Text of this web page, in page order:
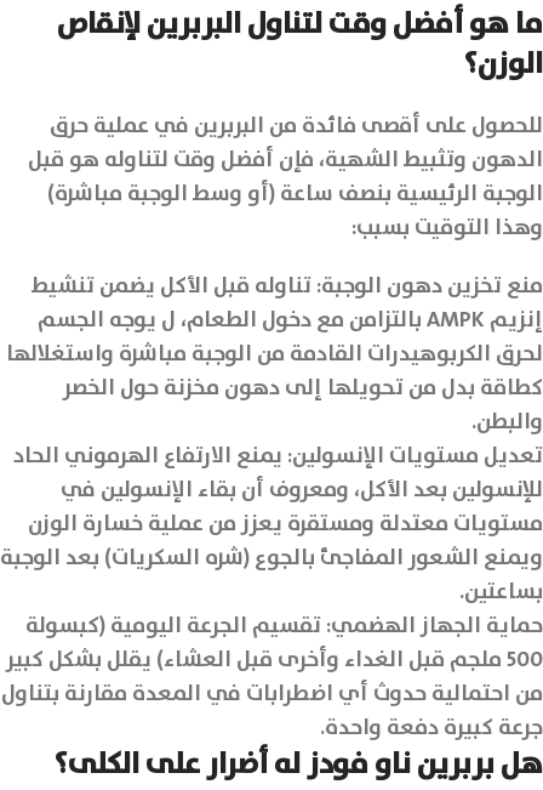
ما هو أفضل وقت لتناول البربرين لإنقاص
الوزن؟
للحصول على أقصى فائدة من البربرين في عملية حرق
الدهون وتثبيط الشهية، فإن أفضل وقت لتناوله هو قبل
الوجبة الرئيسية بنصف ساعة (أو وسط الوجبة مباشرة)
وهذا التوقيت بسبب:
منع تخزين دهون الوجبة: تناوله قبل الأكل يضمن تنشيط
إنزيم AMPK بالتزامن مع دخول الطعام، ل يوجه الجسم
لحرق الكربوهيدرات القادمة من الوجبة مباشرة واستغلالها
كطاقة بدل من تحويلها إلى دهون مخزنة حول الخصر
والبطن.
تعديل مستويات الإنسولين: يمنع الارتفاع الهرموني الحاد
للإنسولين بعد الأكل، ومعروف أن بقاء الإنسولين في
مستويات معتدلة ومستقرة يعزز من عملية خسارة الوزن
ويمنع الشعور المفاجئ بالجوع (شره السكريات) بعد الوجبة
بساعتين.
حماية الجهاز الهضمي: تقسيم الجرعة اليومية (كبسولة
500 ملجم قبل الغداء وأخرى قبل العشاء) يقلل بشكل كبير
من احتمالية حدوث أي اضطرابات في المعدة مقارنة بتناول
جرعة كبيرة دفعة واحدة.
هل بربرين ناو فودز له أضرار على الكلى؟